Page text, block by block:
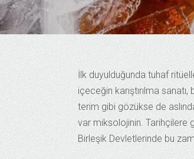
İlk duyulduğunda tuhaf
içeceğin karıştırılma
terim gibi gözükse de
var miksolojinin. Tarihçilere
Birleşik Devletlerinde bu